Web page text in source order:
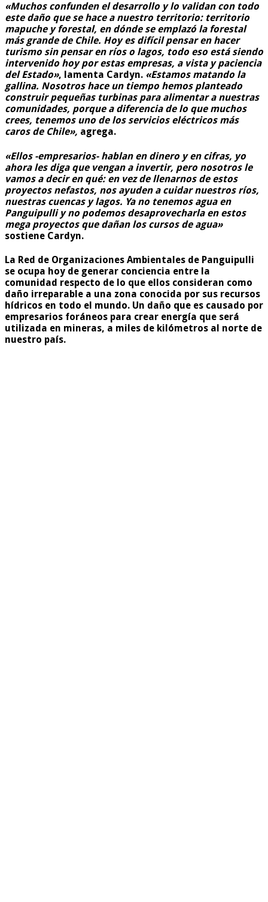
«Muchos confunden el desarrollo y lo validan con todo
este daño que se hace a nuestro territorio: territorio
mapuche y forestal, en dónde se emplazó la forestal
más grande de Chile. Hoy es difícil pensar en hacer
turismo sin pensar en ríos o lagos, todo eso está siendo
intervenido hoy por estas empresas, a vista y paciencia
del Estado», lamenta Cardyn. «Estamos matando la
gallina. Nosotros hace un tiempo hemos planteado
construir pequeñas turbinas para alimentar a nuestras
comunidades, porque a diferencia de lo que muchos
crees, tenemos uno de los servicios eléctricos más
caros de Chile», agrega.
«Ellos -empresarios- hablan en dinero y en cifras, yo
ahora les diga que vengan a invertir, pero nosotros le
vamos a decir en qué: en vez de llenarnos de estos
proyectos nefastos, nos ayuden a cuidar nuestros ríos,
nuestras cuencas y lagos. Ya no tenemos agua en
Panguipulli y no podemos desaprovecharla en estos
mega proyectos que dañan los cursos de agua»
sostiene Cardyn.
La Red de Organizaciones Ambientales de Panguipulli
se ocupa hoy de generar conciencia entre la
comunidad respecto de lo que ellos consideran como
daño irreparable a una zona conocida por sus recursos
hídricos en todo el mundo. Un daño que es causado por
empresarios foráneos para crear energía que será
utilizada en mineras, a miles de kilómetros al norte de
nuestro país.